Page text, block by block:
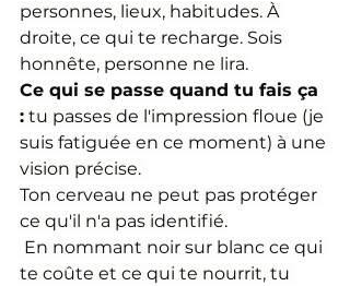
personnes, lieux, habitudes. À
droite, ce qui te recharge. Sois
honnête, personne ne lira.
Ce qui se passe quand tu fais ça
: tu passes de l'impression floue (je
suis fatiguée en ce moment) à une
vision précise.
Ton cerveau ne peut pas protéger
ce qu'il n'a pas identifié.
te coûte et ce qui te nourrit, tu